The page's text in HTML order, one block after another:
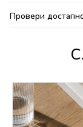
Провери